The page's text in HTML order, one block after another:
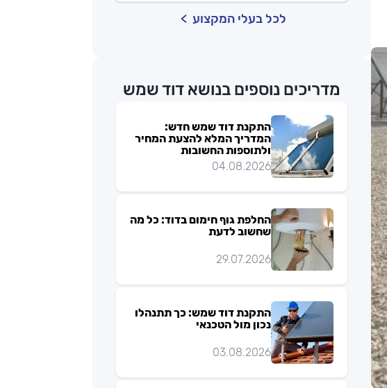
לכל בעלי המקצוע
מדריכים נוספים בנושא דוד שמש
התקנת דוד שמש חדש:
המדריך המלא להצעת המחיר
ולתוספות החשובות
04.08.2026
החלפת גוף חימום בדוד: כל מה
שחשוב לדעת
29.07.2026
התקנת דוד שמש: כך תתנהלו
נכון מול הטכנאי
03.08.2026